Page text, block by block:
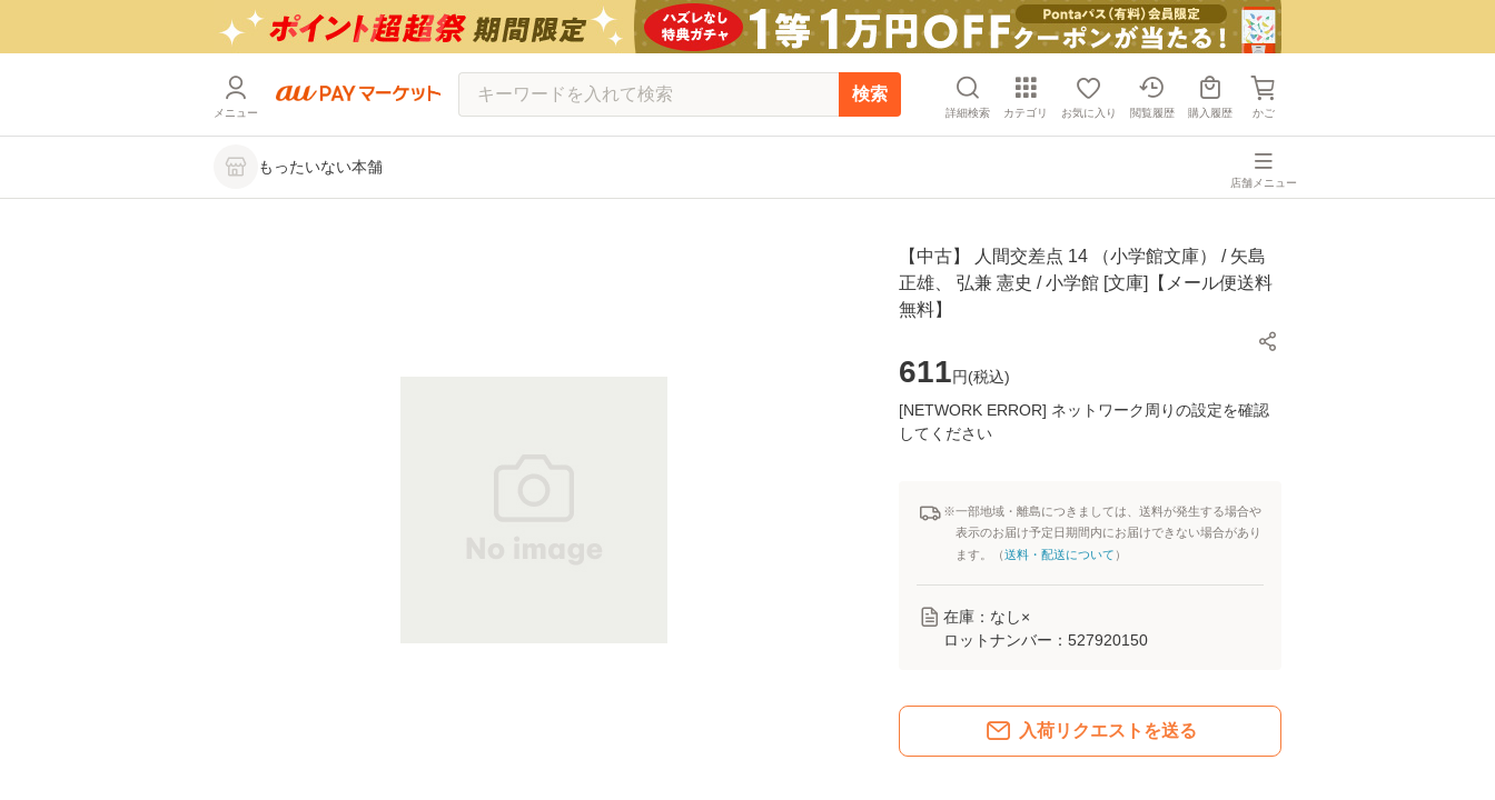
メニュー
検索
詳細検索 カテゴリ お気に入り 閲覧履歴 購入履歴 かご
もったいない本舗
店舗メニュー
【中古】 人間交差点 14 （小学館文庫） / 矢島
正雄、 弘兼 憲史 / 小学館 [文庫]【メール便送料
無料】
611円(税込)
[NETWORK ERROR] ネットワーク周りの設定を確認
してください
※一部地域・離島につきましては、送料が発生する場合や
表示のお届け予定日期間内にお届けできない場合があり
ます。（送料・配送について ）
在庫：なし×
ロットナンバー： 527920150
入荷リクエストを送る